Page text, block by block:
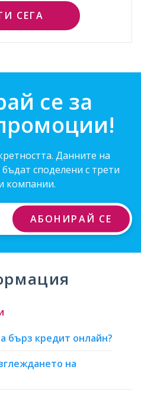
СЕГА
се за
Данните на
споделени с трети
компании.
АБОНИРАЙ СЕ
бърз кредит онлайн?
на